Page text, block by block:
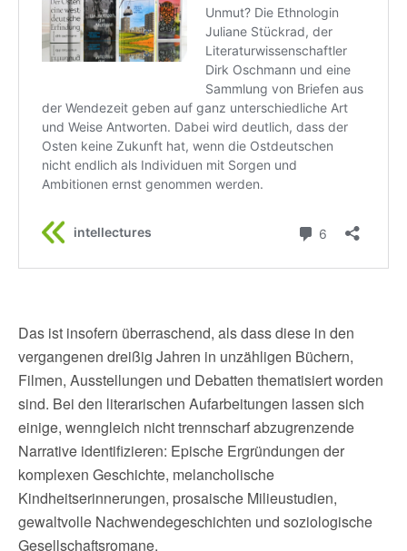
Das ist insofern überraschend, als dass diese in den
vergangenen dreißig Jahren in unzähligen Büchern,
Filmen, Ausstellungen und Debatten thematisiert worden
sind. Bei den literarischen Aufarbeitungen lassen sich
einige, wenngleich nicht trennscharf abzugrenzende
Narrative identifizieren: Epische Ergründungen der
komplexen Geschichte, melancholische
Kindheitserinnerungen, prosaische Milieustudien,
gewaltvolle Nachwendegeschichten und soziologische
Gesellschaftsromane.